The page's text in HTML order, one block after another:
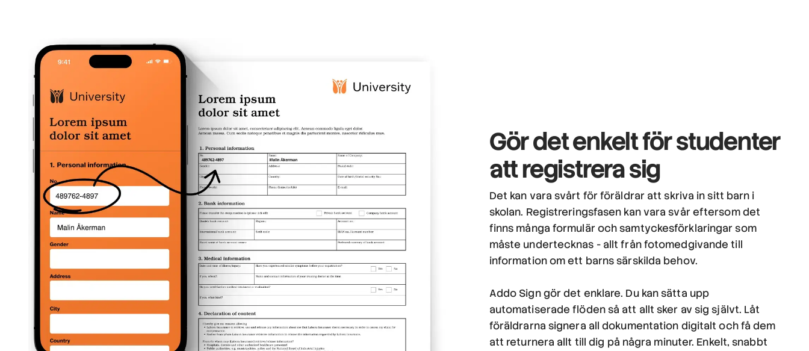
Gör det enkeltför studenter
att registrera sig
Det kan vara svårt för föräldrar att skriva in sitt barn i
skolan. Registreringsfasen kan vara svår eftersom det
finns många formulär och samtyckesförklaringar som
måste undertecknas - allt från fotomedgivande till
information om ett barns särskilda behov.
Addo Sign gör det enklare. Du kan sätta upp
automatiserade flöden så att allt sker av sig självt. Låt
föräldrarna signera all dokumentation digitalt och få dem
att returnera allt till dig på några minuter. Enkelt, snabbt